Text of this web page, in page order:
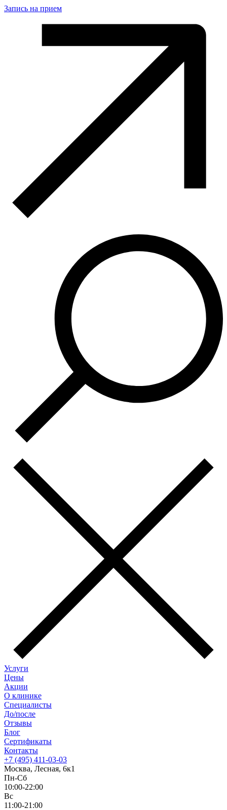
Запись на прием
Услуги
Цены
Акции
О клинике
Специалисты
До/после
Отзывы
Блог
Сертификаты
Контакты
+7 (495) 411-03-03
Москва, Лесная, 6к1
Пн-Сб
10:00-22:00
Вс
11:00-21:00